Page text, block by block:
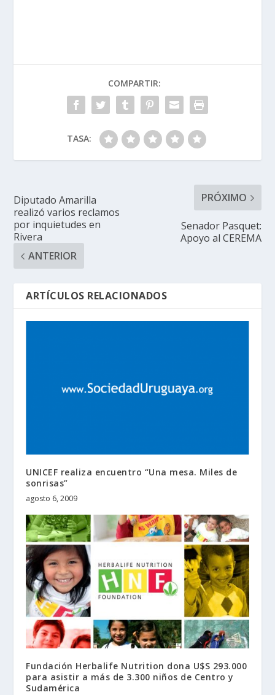
COMPARTIR:
TASA:
Diputado Amarilla
realizó varios reclamos
por inquietudes en
Rivera
ANTERIOR
PRÓXIMO
Senador Pasquet:
Apoyo al CEREMA
ARTÍCULOS RELACIONADOS
UNICEF realiza encuentro “Una mesa. Miles de
sonrisas”
agosto 6, 2009
Fundación Herbalife Nutrition dona U$S 293.000
para asistir a más de 3.300 niños de Centro y
Sudamérica